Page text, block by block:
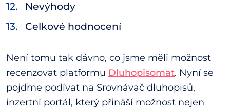
Nevýhody
Celkové hodnocení
Není tomu tak dávno, co jsme měli možnost
recenzovat platformu Dluhopisomat. Nyní se
pojďme podívat na Srovnávač dluhopisů,
inzertní portál, který přináší možnost nejen